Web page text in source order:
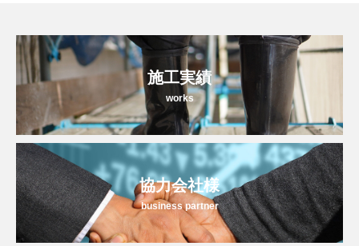
施工実績
works
協力会社様
business partner